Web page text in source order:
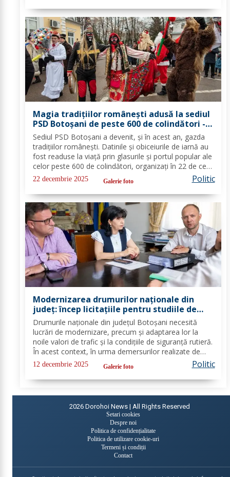
Magia tradițiilor românești adusă la sediul
PSD Botoșani de peste 600 de colindători -
FOTO
Sediul PSD Botoșani a devenit, și în acest an, gazda
tradițiilor românești. Datinile și obiceiurile de iarnă au
fost readuse la viață prin glasurile și portul popular ale
celor peste 600 de colindători, organizați în 22 de cete
din întreg județul. Îmbrăcați în costume autentice,
22 decembrie 2025 Galerie foto Politic
Modernizarea drumurilor naționale din
județ: încep licitațiile pentru studiile de
fezabilitate
Drumurile naționale din județul Botoșani necesită
lucrări de modernizare, precum și adaptarea lor la
noile valori de trafic și la condițiile de siguranță rutieră.
În acest context, în urma demersurilor realizate de
echipa PSD Botoșani, Direcția Regională de Drumuri
și Poduri Iași a scos la...
12 decembrie 2025 Galerie foto Politic
2026 Dorohoi News | All Rights Reserved
Setari cookies
Despre noi
Politica de confidențialitate
Politica de utilizare cookie-uri
Termeni și condiții
Contact